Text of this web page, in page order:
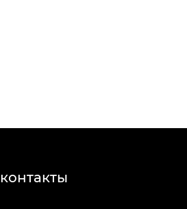
контакты